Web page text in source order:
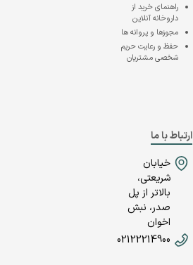
راهنمای خرید از
داروخانه آنلاین
مجوزها و پروانه ها
حفظ و رعایت حریم
شخصی مشتریان
ارتباط با ما
خیابان
شریعتی،
بالاتر از پل
صدر، نبش
اخوان
02122214900